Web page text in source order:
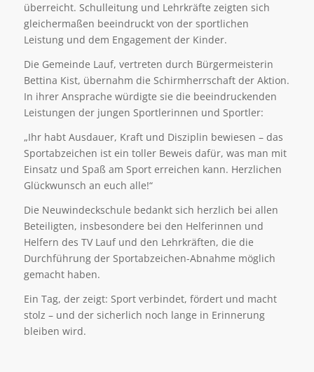
überreicht. Schulleitung und Lehrkräfte zeigten sich
gleichermaßen beeindruckt von der sportlichen
Leistung und dem Engagement der Kinder.
Die Gemeinde Lauf, vertreten durch Bürgermeisterin
Bettina Kist, übernahm die Schirmherrschaft der Aktion.
In ihrer Ansprache würdigte sie die beeindruckenden
Leistungen der jungen Sportlerinnen und Sportler:
„Ihr habt Ausdauer, Kraft und Disziplin bewiesen – das
Sportabzeichen ist ein toller Beweis dafür, was man mit
Einsatz und Spaß am Sport erreichen kann. Herzlichen
Glückwunsch an euch alle!“
Die Neuwindeckschule bedankt sich herzlich bei allen
Beteiligten, insbesondere bei den Helferinnen und
Helfern des TV Lauf und den Lehrkräften, die die
Durchführung der Sportabzeichen-Abnahme möglich
gemacht haben.
Ein Tag, der zeigt: Sport verbindet, fördert und macht
stolz – und der sicherlich noch lange in Erinnerung
bleiben wird.